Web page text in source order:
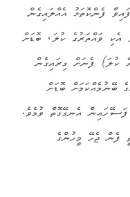
ފެންކޮތަޅު އެއްލައިގެން
ވައްތަރުގެ ކުލަ، ބޮޑަށް
ކުލަ) ފެނަށް ގިރައިގެން
ބޭނުމެއްކަމަށް ބޮޑަށް
އެނގޭގޮތް ވުމެވެ.
ފެން ޖެހޭ މީހުންގެ